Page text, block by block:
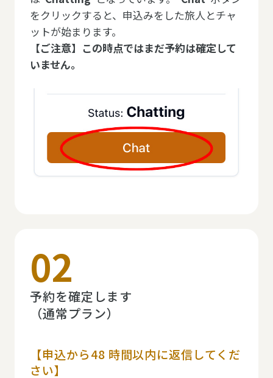
をクリックすると、申込みをした旅人とチャ
ットが始まります。
【ご注意】この時点ではまだ予約は確定して
いません。
02
予約を確定します
（通常プラン）
【申込から48 時間以内に返信してくだ
さい】